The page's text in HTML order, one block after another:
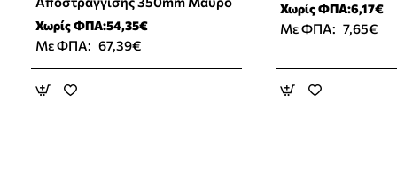
Χωρίς ΦΠΑ:54,35€
Με ΦΠΑ: 67,39€
Χωρίς ΦΠΑ:6,17€
Με ΦΠΑ: 7,65€